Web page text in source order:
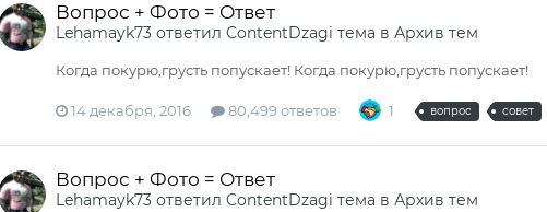
Вопрос + Фото = Ответ
Lehamayk73ответил ContentDzagi тема в Архив тем
Когда покурю,грусть попускает! Когда покурю,грусть попускает!
14 декабря, 2016 80,499 ответов 1 вопрос совет
Вопрос + Фото = Ответ
Lehamayk73ответил ContentDzagi тема в Архив тем